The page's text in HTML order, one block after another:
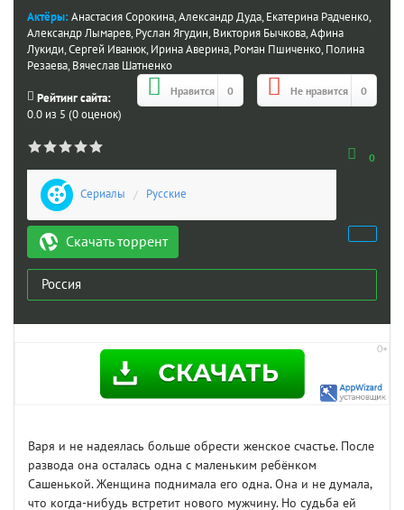
Актёры:Анастасия Сорокина, Александр Дуда, Екатерина Радченко,
Александр Лымарев, Руслан Ягудин, Виктория Бычкова, Афина
Лукиди, Сергей Иванюк, Ирина Аверина, Роман Пшиченко, Полина
Резаева, Вячеслав Шатненко
Нравится 0 Не нравится 0
Рейтинг сайта:
0.0 из 5 (0 оценок)
0
Сериалы / Русские
Скачать торрент
Россия
Варя и не надеялась больше обрести женское счастье. После
развода она осталась одна с маленьким ребёнком
Сашенькой. Женщина поднимала его одна. Она и не думала,
что когда-нибудь встретит нового мужчину. Но судьба ей